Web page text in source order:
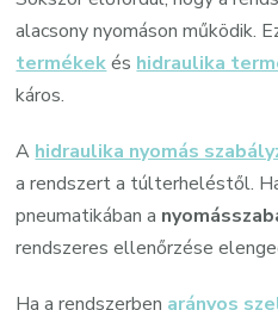
alacsony nyomáson működik.
termékekés hidraulika
káros.
A hidraulika nyomás
a rendszert a túlterheléstől.
pneumatikában a
rendszeres ellenőrzése
Ha a rendszerben arányos